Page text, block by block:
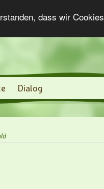
dass wir Cookies
Dialog